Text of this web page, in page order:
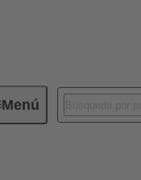
MenúConectores